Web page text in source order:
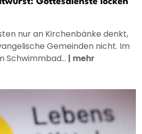
nur an Kirchenbänke denkt,
Gemeinden nicht. Im
Schwimmbad... | mehr